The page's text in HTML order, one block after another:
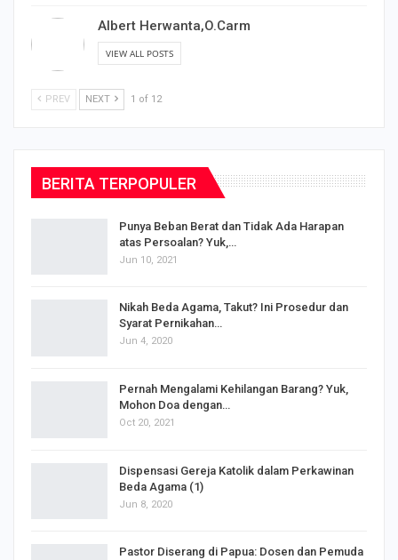
Albert Herwanta,O.Carm
VIEW ALL POSTS
PREV NEXT 1 of 12
BERITA TERPOPULER
Punya Beban Berat dan Tidak Ada Harapan
atas Persoalan? Yuk,…
Jun 10, 2021
Nikah Beda Agama, Takut? Ini Prosedur dan
Syarat Pernikahan…
Jun 4, 2020
Pernah Mengalami Kehilangan Barang? Yuk,
Mohon Doa dengan…
Oct 20, 2021
Dispensasi Gereja Katolik dalam Perkawinan
Beda Agama (1)
Jun 8, 2020
Pastor Diserang di Papua: Dosen dan Pemuda